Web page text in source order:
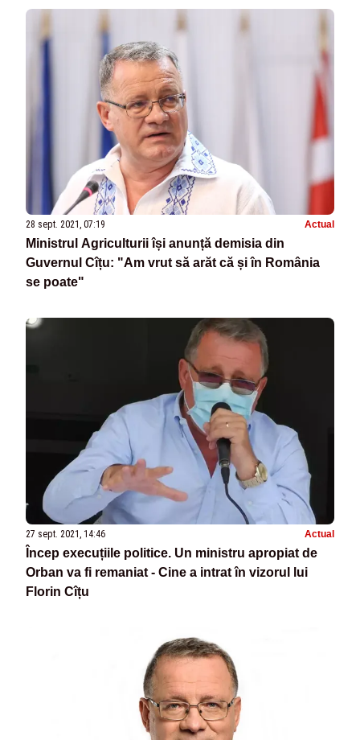
28 sept. 2021, 07:19 Actual
Ministrul Agriculturii își anunță demisia din
Guvernul Cîțu: "Am vrut să arăt că și în România
se poate"
27 sept. 2021, 14:46 Actual
Încep execuțiile politice. Un ministru apropiat de
Orban va fi remaniat - Cine a intrat în vizorul lui
Florin Cîțu